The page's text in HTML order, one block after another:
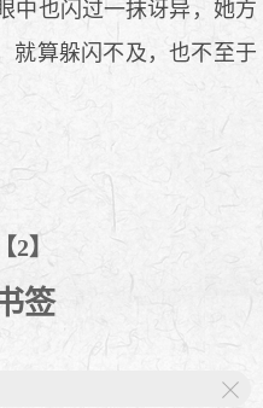
也闪过一抹讶异，她方
就算躲闪不及，也不至于
【2】
签